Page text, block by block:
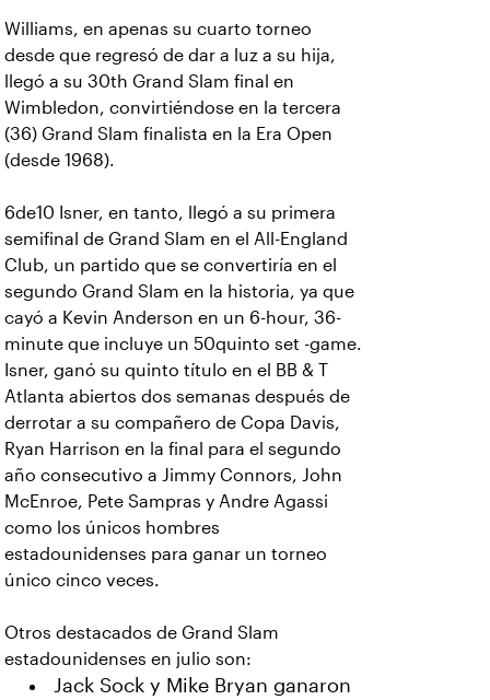
Williams, en apenas su cuarto torneo
desde que regresó de dar a luz a su hija,
llegó a su 30th Grand Slam final en
Wimbledon, convirtiéndose en la tercera
(36) Grand Slam finalista en la Era Open
(desde 1968).
6de10 Isner, en tanto, llegó a su primera
semifinal de Grand Slam en el All-England
Club, un partido que se convertiría en el
segundo Grand Slam en la historia, ya que
cayó a Kevin Anderson en un 6-hour, 36-
minute que incluye un 50quinto set -game.
Isner, ganó su quinto título en el BB & T
Atlanta abiertos dos semanas después de
derrotar a su compañero de Copa Davis,
Ryan Harrison en la final para el segundo
año consecutivo a Jimmy Connors, John
McEnroe, Pete Sampras y Andre Agassi
como los únicos hombres
estadounidenses para ganar un torneo
único cinco veces.
Otros destacados de Grand Slam
estadounidenses en julio son:
Jack Sock y Mike Bryan ganaron